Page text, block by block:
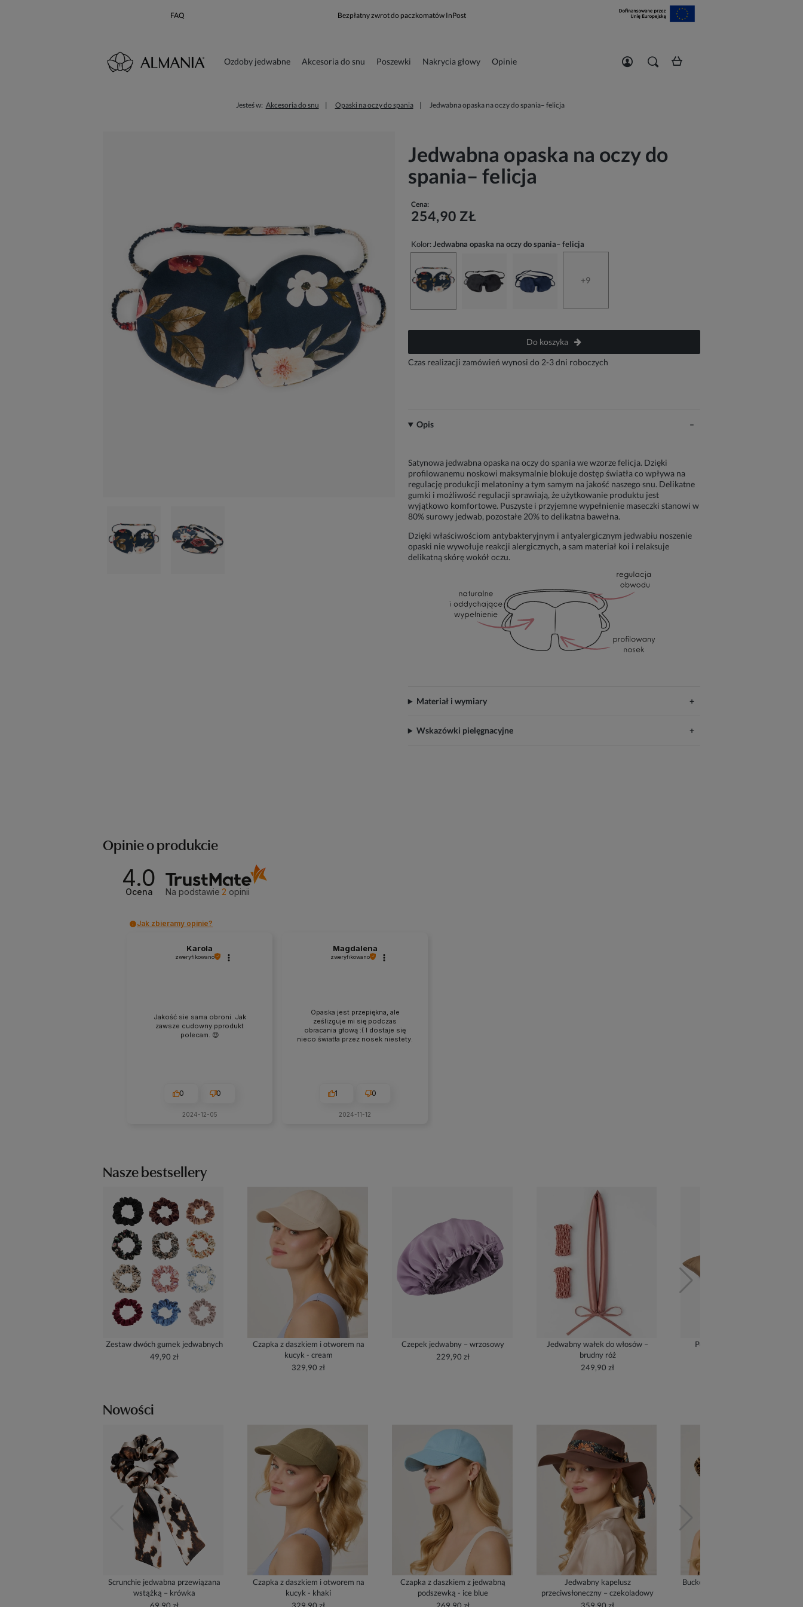
FAQ Bezpłatny zwrot do paczkomatów InPost
Ozdoby jedwabne Akcesoria do snu Poszewki Nakrycia głowy Opinie
Jesteś w: Akcesoria do snu Opaski na oczy do spania Jedwabna opaska na oczy do spania– felicja
Jedwabna opaska na oczy do
spania– felicja
Cena:
254,90 ZŁ
Kolor:Jedwabna opaska na oczy do spania– felicja
+9
Do koszyka
Czas realizacji zamówień wynosi do 2-3 dni roboczych
Opis
Satynowa jedwabna opaska na oczy do spania we wzorze felicja. Dzięki
profilowanemu noskowi maksymalnie blokuje dostęp światła co wpływa na
regulację produkcji melatoniny a tym samym na jakość naszego snu. Delikatne
gumki i możliwość regulacji sprawiają, że użytkowanie produktu jest
wyjątkowo komfortowe. Puszyste i przyjemne wypełnienie maseczki stanowi w
80% surowy jedwab, pozostałe 20% to delikatna bawełna.
Dzięki właściwościom antybakteryjnym i antyalergicznym jedwabiu noszenie
opaski nie wywołuje reakcji alergicznych, a sam materiał koi i relaksuje
delikatną skórę wokół oczu.
Materiał i wymiary
Wskazówki pielęgnacyjne
Opinie o produkcie
4.0
Ocena Na podstawie 2 opinii
Jak zbieramy opinie?
Karola
zweryfikowano
Jakość sie sama obroni. Jak
zawsze cudowny pprodukt
polecam. 😍
0 0
2024-12-05
Magdalena
zweryfikowano
Opaska jest przepiękna, ale
ześlizguje mi się podczas
obracania głową :( I dostaje się
nieco światła przez nosek niestety.
1 0
2024-11-12
Nasze bestsellery
Zestaw dwóch gumek jedwabnych
49,90 zł
Czapka z daszkiem i otworem na
kucyk - cream
329,90 zł
Czepek jedwabny – wrzosowy
229,90 zł
Jedwabny wałek do włosów –
brudny róż
249,90 zł
Poszewka jedwabna – złoty
Nowości
Scrunchie jedwabna przewiązana
wstążką – krówka
Czapka z daszkiem i otworem na
kucyk - khaki
Czapka z daszkiem z jedwabną
podszewką - ice blue
Jedwabny kapelusz
przeciwsłoneczny – czekoladowy
Bucket Hat z jedwabną podszewką